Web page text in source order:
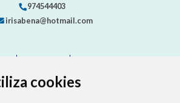
cookies
974544403
irisabena@hotmail.com
DE DATOS
POLÍTICA DE COOKIES